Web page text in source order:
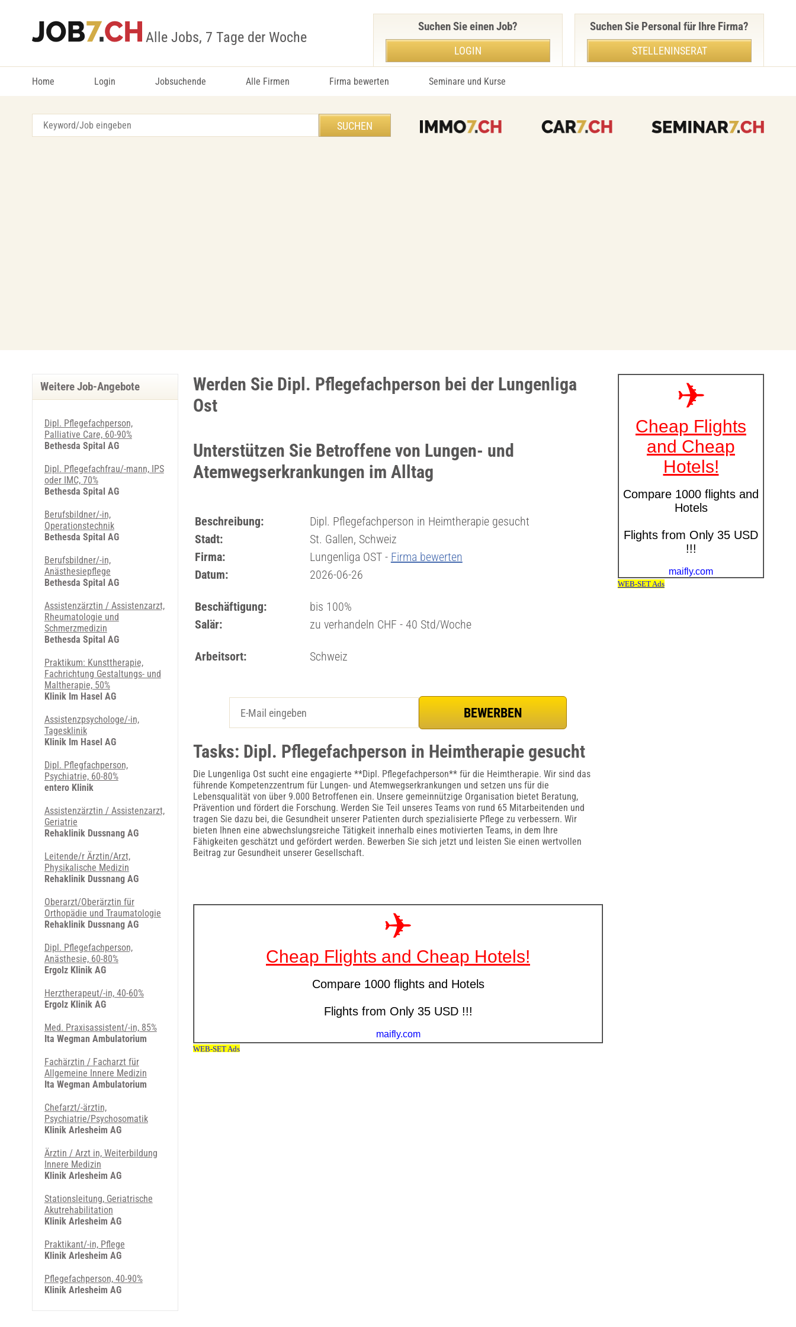
Alle Jobs, 7 Tage der Woche
Home Login Jobsuchende Alle Firmen Firma bewerten Seminare und Kurse
Suchen Sie einen Job?
LOGIN
Suchen Sie Personal für Ihre Firma?
STELLENINSERAT
Werden Sie Dipl. Pflegefachperson bei der Lungenliga
Ost
Unterstützen Sie Betroffene von Lungen- und
Atemwegserkrankungen im Alltag
Beschreibung:
Dipl. Pflegefachperson in Heimtherapie gesucht
Stadt:
St. Gallen, Schweiz
Firma:
Lungenliga OST - Firma bewerten
Datum:
2026-06-26
Beschäftigung:
bis 100%
Salär:
zu verhandeln CHF - 40 Std/Woche
Arbeitsort: Schweiz
Tasks: Dipl. Pflegefachperson in Heimtherapie gesucht
Die Lungenliga Ost sucht eine engagierte **Dipl. Pflegefachperson** für die Heimtherapie. Wir sind das
führende Kompetenzzentrum für Lungen- und Atemwegserkrankungen und setzen uns für die
Lebensqualität von über 9.000 Betroffenen ein. Unsere gemeinnützige Organisation bietet Beratung,
Prävention und fördert die Forschung. Werden Sie Teil unseres Teams von rund 65 Mitarbeitenden und
tragen Sie dazu bei, die Gesundheit unserer Patienten durch spezialisierte Pflege zu verbessern. Wir
bieten Ihnen eine abwechslungsreiche Tätigkeit innerhalb eines motivierten Teams, in dem Ihre
Fähigkeiten geschätzt und gefördert werden. Bewerben Sie sich jetzt und leisten Sie einen wertvollen
Beitrag zur Gesundheit unserer Gesellschaft.
Weitere Job-Angebote
Dipl. Pflegefachperson,
Palliative Care, 60-90%
Bethesda Spital AG
Dipl. Pflegefachfrau/-mann, IPS
oder IMC, 70%
Bethesda Spital AG
Berufsbildner/-in,
Operationstechnik
Bethesda Spital AG
Berufsbildner/-in,
Anästhesiepflege
Bethesda Spital AG
Assistenzärztin / Assistenzarzt,
Rheumatologie und
Schmerzmedizin
Bethesda Spital AG
Praktikum: Kunsttherapie,
Fachrichtung Gestaltungs- und
Maltherapie, 50%
Klinik Im Hasel AG
Assistenzpsychologe/-in,
Tagesklinik
Klinik Im Hasel AG
Dipl. Pflegfachperson,
Psychiatrie, 60-80%
entero Klinik
Assistenzärztin / Assistenzarzt,
Geriatrie
Rehaklinik Dussnang AG
Leitende/r Ärztin/Arzt,
Physikalische Medizin
Rehaklinik Dussnang AG
Oberarzt/Oberärztin für
Orthopädie und Traumatologie
Rehaklinik Dussnang AG
Dipl. Pflegefachperson,
Anästhesie, 60-80%
Ergolz Klinik AG
Herztherapeut/-in, 40-60%
Ergolz Klinik AG
Med. Pra­xi­sas­sis­ten­t/-in, 85%
Ita Wegman Ambulatorium
Fachärztin / Facharzt für
Allgemeine Innere Medizin
Ita Wegman Ambulatorium
Chefarzt/-ärztin,
Psychiatrie/Psychosomatik
Klinik Arlesheim AG
Ärztin / Arzt in, Weiterbildung
Innere Medizin
Klinik Arlesheim AG
Stationsleitung, Geriatrische
Akutrehabilitation
Klinik Arlesheim AG
Praktikant/-in, Pflege
Klinik Arlesheim AG
Pflegefachperson, 40-90%
Klinik Arlesheim AG